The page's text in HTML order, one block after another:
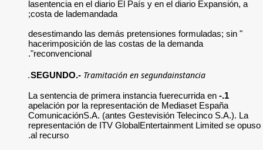
lasentencia en el
" desestimando las
hacerimposición
SEGUNDO.-
La sentencia de
apelación por la
ComunicaciónS.A.
representación de